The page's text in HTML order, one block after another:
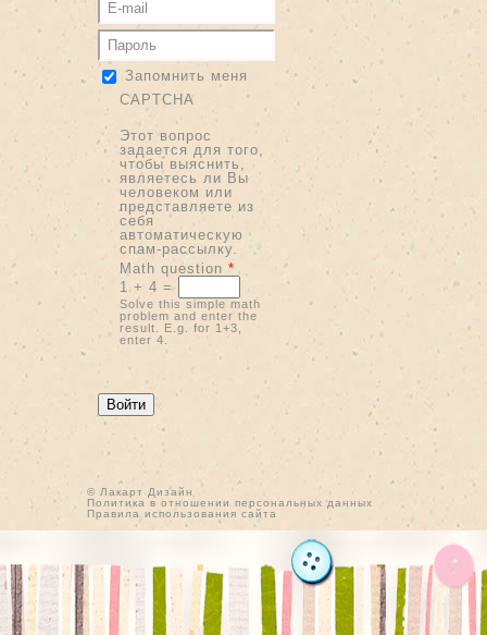
Запомнить меня
CAPTCHA
Этот вопрос
задается для того,
чтобы выяснить,
являетесь ли Вы
человеком или
представляете из
себя
автоматическую
спам-рассылку.
Math question *
1 + 4 =
Solve this simple math
problem and enter the
result. E.g. for 1+3,
enter 4.
© Лакарт Дизайн
Политика в отношении персональных данных
Правила использования сайта